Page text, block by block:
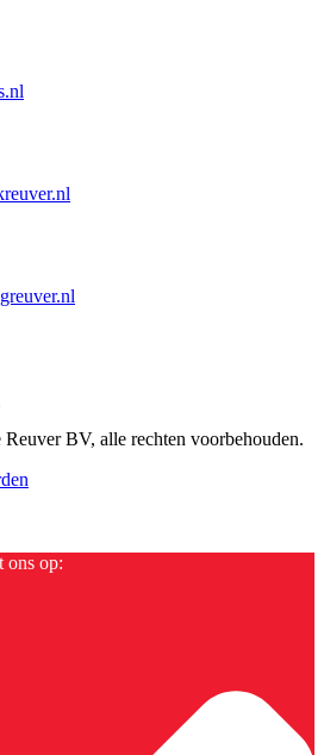
BV, alle rechten voorbehouden.
ons op: